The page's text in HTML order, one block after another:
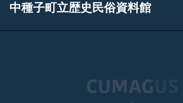
中種子町立歴史民俗資料館